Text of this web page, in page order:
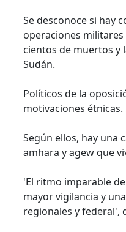
Se desconoce si hay
operaciones
cientos de muertos y
Sudán.
Políticos de la
motivaciones étnicas.
Según ellos, hay una
amhara y agew que
'El ritmo imparable
mayor vigilancia y
regionales y federal',